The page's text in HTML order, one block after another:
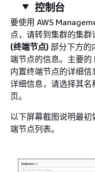
控制台
要使用 AWS
点，请转到集群的集
(终端节点) 部分下方的
端节点的信息。主要的
内置终端节点的详细
详细信息，请选择其
页。
以下屏幕截图说明最
端节点列表。